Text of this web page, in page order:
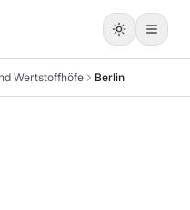
Wertstoffhöfe Berlin